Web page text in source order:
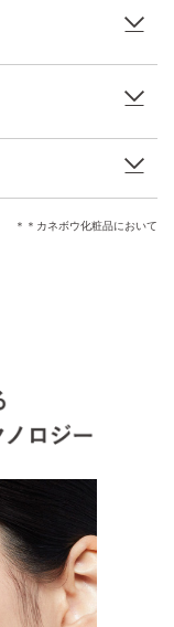
＊＊カネボウ化粧品において